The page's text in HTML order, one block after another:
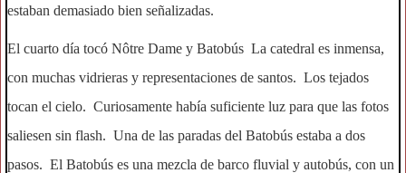
estaban demasiado bien señalizadas.
El cuarto día tocó Nôtre Dame y Batobús La catedral es inmensa,
con muchas vidrieras y representaciones de santos. Los tejados
tocan el cielo. Curiosamente había suficiente luz para que las fotos
saliesen sin flash. Una de las paradas del Batobús estaba a dos
pasos. El Batobús es una mezcla de barco fluvial y autobús, con un